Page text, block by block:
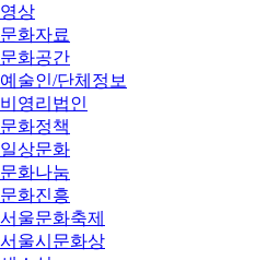
영상
문화자료
문화공간
예술인/단체정보
비영리법인
문화정책
일상문화
문화나눔
문화진흥
서울문화축제
서울시문화상